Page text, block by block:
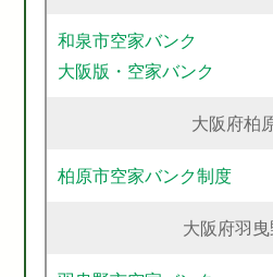
和泉市空家バンク
大阪版・空家バンク
大阪府柏
柏原市空家バンク制度
大阪府羽